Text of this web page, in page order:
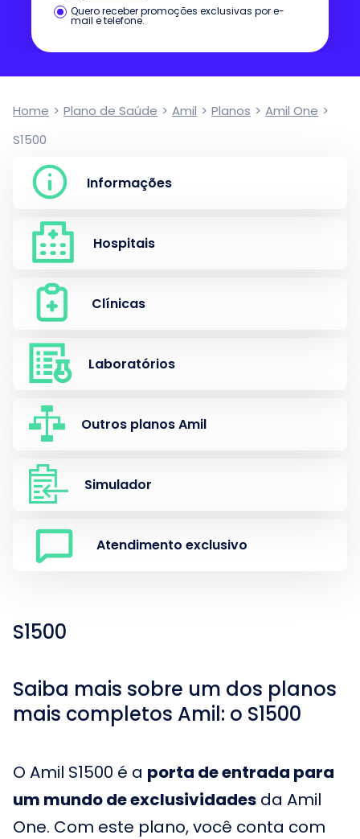
Quero receber promoções exclusivas por e-
mail e telefone.
Home > Plano de Saúde > Amil > Planos > Amil One >
S1500
Informações
Hospitais
Clínicas
Laboratórios
Outros planos Amil
Simulador
Atendimento exclusivo
S1500
Saiba mais sobre um dos planos
mais completos Amil: o S1500
O Amil S1500 é a porta de entrada para
um mundo de exclusividades da Amil
One. Com este plano, você conta com